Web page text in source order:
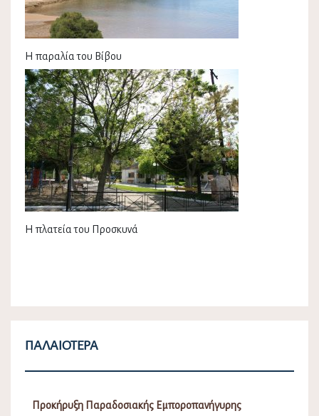
Η παραλία του Βίβου
Η πλατεία του Προσκυνά
ΠΑΛΑΙΌΤΕΡΑ
Προκήρυξη Παραδοσιακής Εμποροπανήγυρης